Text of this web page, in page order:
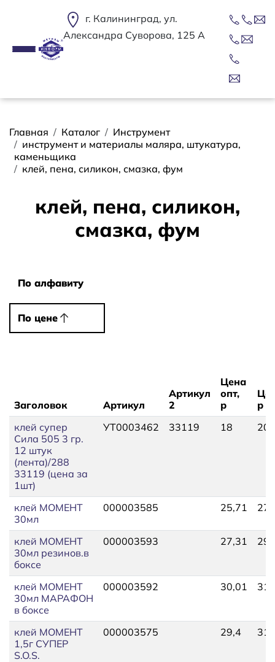
г. Калининград, ул.
Александра Суворова, 125 А
Строка навигации
Главная Каталог
Инструмент
инструмент и материалы маляра, штукатура,
каменьщика
клей, пена, силикон, смазка, фум
клей, пена, силикон,
смазка, фум
По алфавиту
По алфавиту
По цене
По цене
Заголовок Артикул
Артикул
2
Цена
опт,
р
р
клей супер
Сила 505 3 гр.
12 штук
(лента)/288
33119 (цена за
1шт)
УТ0003462 33119 18
клей МОМЕНТ
30мл
000003585 25,71
клей МОМЕНТ
30мл резинов.в
боксе
000003593 27,31
клей МОМЕНТ
30мл МАРАФОН
в боксе
000003592 30,01
клей МОМЕНТ
1,5г СУПЕР
S.O.S.
000003575 29,4